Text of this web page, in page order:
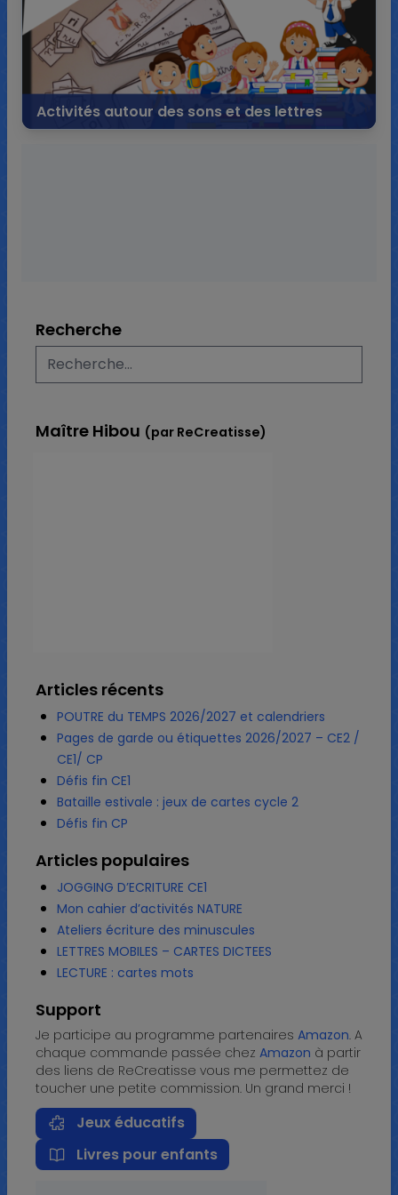
Activités autour des sons et des lettres
Recherche
Maître Hibou (par ReCreatisse)
Articles récents
POUTRE du TEMPS 2026/2027 et calendriers
Pages de garde ou étiquettes 2026/2027 – CE2 /
CE1/ CP
Défis fin CE1
Bataille estivale : jeux de cartes cycle 2
Défis fin CP
Articles populaires
JOGGING D’ECRITURE CE1
Mon cahier d’activités NATURE
Ateliers écriture des minuscules
LETTRES MOBILES – CARTES DICTEES
LECTURE : cartes mots
Support
Je participe au programme partenaires Amazon. A
chaque commande passée chez Amazon à partir
des liens de ReCreatisse vous me permettez de
toucher une petite commission. Un grand merci !
Jeux éducatifs
Livres pour enfants